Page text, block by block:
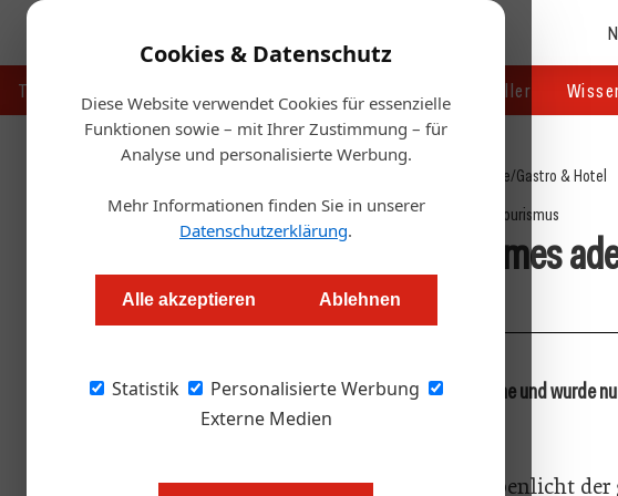
Cookies & Datenschutz
Diese Website verwendet Cookies für essenzielle
Funktionen sowie – mit Ihrer Zustimmung – für
Analyse und personalisierte Werbung.
Mehr Informationen finden Sie in unserer
Datenschutzerklärung.
Alle akzeptieren Ablehnen
Statistik
Personalisierte Werbung
Externe Medien
Touristik Handel & Hersteller
Startseite/Gastro & Hotel
Tourismus
New York Times
Redaktion.OEGZ
Die Bundeshauptstadt glänzt auf der Weltbühne und wurde
der Top-Reiseziele 2024 gekürt.
Wien rückt wieder einmal ins Rampenlicht der